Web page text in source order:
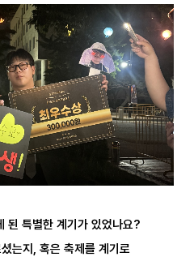
된 특별한 계기가 있었나요?
는지, 혹은 축제를 계기로